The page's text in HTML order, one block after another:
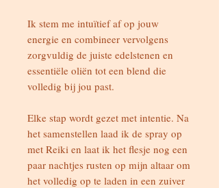
Ik stem me intuïtief af op jouw
energie en combineer vervolgens
zorgvuldig de juiste edelstenen en
essentiële oliën tot een blend die
volledig bij jou past.
Elke stap wordt gezet met intentie. Na
het samenstellen laad ik de spray op
met Reiki en laat ik het flesje nog een
paar nachtjes rusten op mijn altaar om
het volledig op te laden in een zuiver